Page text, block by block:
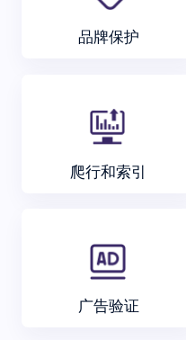
品牌保护
爬行和索引
广告验证